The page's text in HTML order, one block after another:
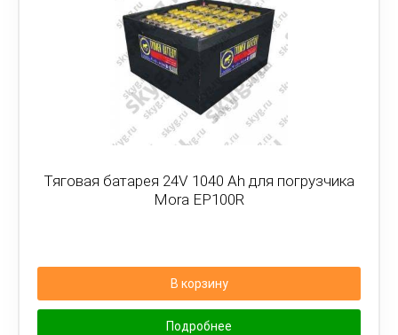
Тяговая батарея 24V 1040 Ah для погрузчика
Mora EP100R
В корзину
Подробнее